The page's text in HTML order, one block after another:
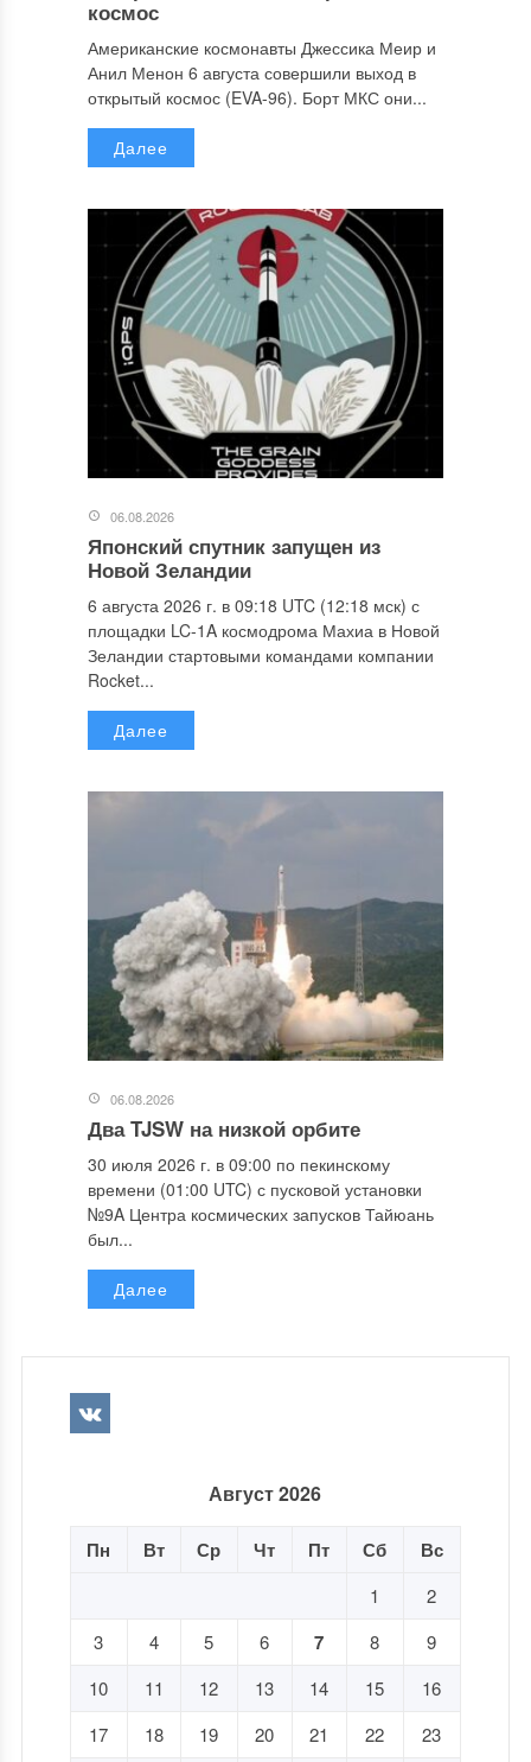
космос
Американские космонавты Джессика Меир и
Анил Менон 6 августа совершили выход в
открытый космос (EVA-96). Борт МКС они...
Далее
06.08.2026
Японский спутник запущен из
Новой Зеландии
6 августа 2026 г. в 09:18 UTC (12:18 мск) с
площадки LC-1A космодрома Махиа в Новой
Зеландии стартовыми командами компании
Rocket...
Далее
06.08.2026
Два TJSW на низкой орбите
30 июля 2026 г. в 09:00 по пекинскому
времени (01:00 UTC) с пусковой установки
№9A Центра космических запусков Тайюань
был...
Далее
Август 2026
Пн Вт Ср Чт Пт Сб Вс
1
2
3
4 5 6 7 8
9
10
11 12 13 14 15
16
17
18 19 20 21 22
23